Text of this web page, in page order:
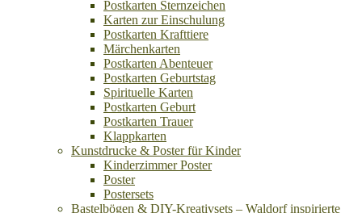
Postkarten Sternzeichen
Karten zur Einschulung
Postkarten Krafttiere
Märchenkarten
Postkarten Abenteuer
Postkarten Geburtstag
Spirituelle Karten
Postkarten Geburt
Postkarten Trauer
Klappkarten
Kunstdrucke & Poster für Kinder
Kinderzimmer Poster
Poster
Postersets
Bastelbögen & DIY-Kreativsets – Waldorf inspirierte